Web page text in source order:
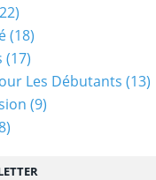
(18)
(17)
Les Débutants (13)
(9)